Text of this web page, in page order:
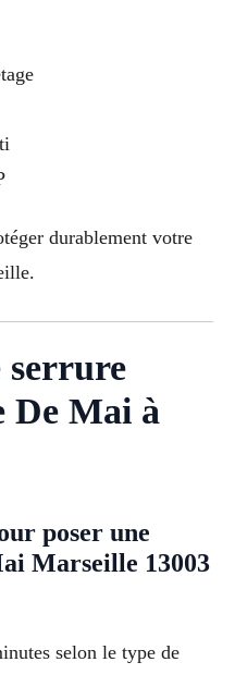
durablement votre
serrure
De Mai à
poser une
Marseille 13003
selon le type de